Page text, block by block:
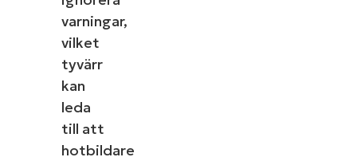
varningar,
vilket
tyvärr
kan
leda
till att
hotbildare